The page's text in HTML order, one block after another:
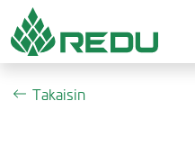
Siirry sivusisältöön
Takaisin